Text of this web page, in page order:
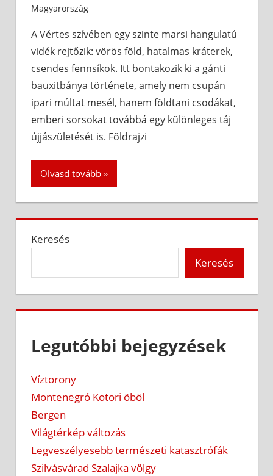
Magyarország
A Vértes szívében egy szinte marsi hangulatú
vidék rejtőzik: vörös föld, hatalmas kráterek,
csendes fennsíkok. Itt bontakozik ki a gánti
bauxitbánya története, amely nem csupán
ipari múltat mesél, hanem földtani csodákat,
emberi sorsokat továbbá egy különleges táj
újjászületését is. Földrajzi
Olvasd tovább
Keresés
Keresés
Legutóbbi bejegyzések
Víztorony
Montenegró Kotori öböl
Bergen
Világtérkép változás
Legveszélyesebb természeti katasztrófák
Szilvásvárad Szalajka völgy